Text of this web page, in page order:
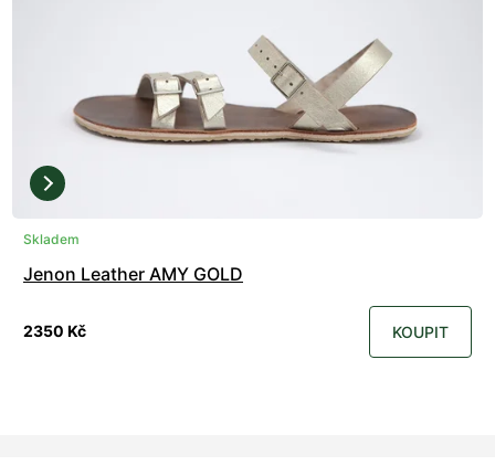
Skladem
Jenon Leather AMY GOLD
2350 Kč KOUPIT